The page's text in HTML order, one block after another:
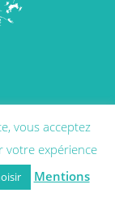
vous acceptez
votre expérience
Mentions